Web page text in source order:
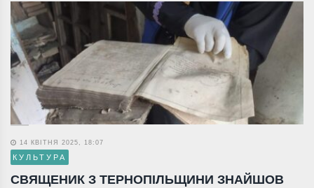
14 КВІТНЯ 2025, 18:07
КУЛЬТУРА
СВЯЩЕНИК З ТЕРНОПІЛЬЩИНИ ЗНАЙШОВ